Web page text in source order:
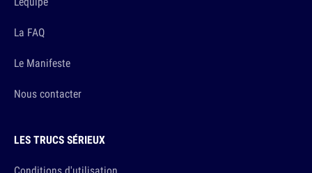
La FAQ
Le Manifeste
Nous contacter
LES TRUCS SÉRIEUX